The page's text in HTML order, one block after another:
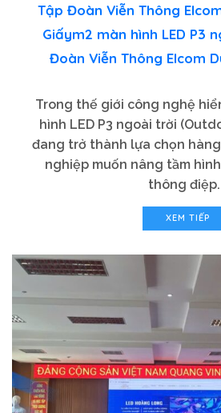
Tập Đoàn Viễn Thông
Giấym2 màn hình LED P3
Đoàn Viễn Thông Elcom
Trong thế giới công nghệ
hình LED P3 ngoài trời
đang trở thành lựa chọn
nghiệp muốn nâng tầm
thông
XEM TIẾP